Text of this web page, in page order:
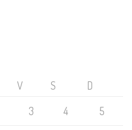
V S
D
3 4 5